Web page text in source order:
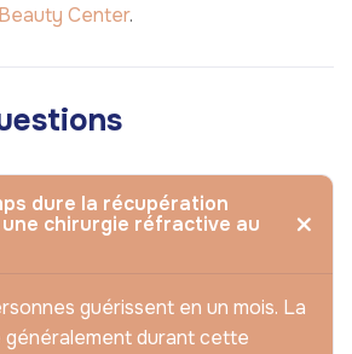
Center.
dure la récupération
chirurgie réfractive au
guérissent en un mois. La
généralement durant cette